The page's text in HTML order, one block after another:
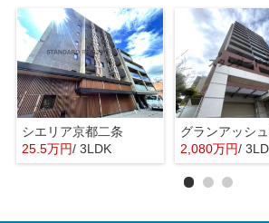
シエリア京都二条
25.5万円/ 3LDK
2,080万円/